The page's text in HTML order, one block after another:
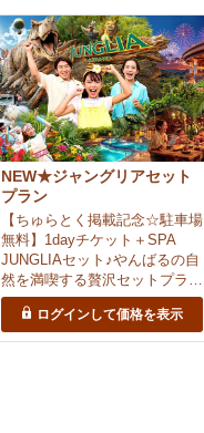
NEW★ジャングリアセット
プラン
【ちゅらとく掲載記念☆駐車場
無料】1dayチケット＋SPA
JUNGLIAセット♪やんばるの自
然を満喫する贅沢セットプラン
＜当日12時まで予約OK＞｜ジ
ャングリア沖縄
ログインして価格を表示